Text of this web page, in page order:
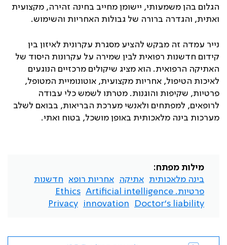
הגלום בהן משמעותי, יישומן מחייב בחינה זהירה, מקצועית
ואתית, והגדרה ברורה של גבולות האחריות והשימוש.
נייר עמדה זה מבקש להציע מסגרת עקרונית לאיזון בין
קידום חדשנות רפואית לבין שמירה על עקרונות היסוד של
האתיקה הרפואית. הוא מציג שיקולים מרכזיים הנוגעים
לאיכות הטיפול, אחריות מקצועית, אוטונומיית המטופל,
פרטיות, שקיפות והוגנות. מטרתו לשמש כלי עבודה
לרופאים, למפתחים ולאנשי מערכת הבריאות, בבואם לשלב
מערכות בינה מלאכותית באופן מושכל, בטוח ואתי.
מילות מפתח:
בינה מלאכותית
אתיקה אחריות רופא
חדשנות
פרטיות. Artificial intelligence
Ethics
Doctor’s liability
innovation
Privacy